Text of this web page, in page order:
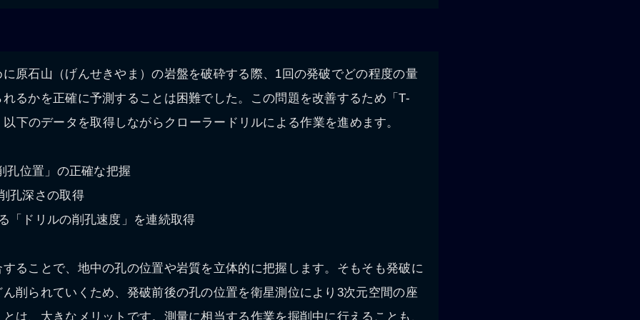
原石山（げんせきやま）の岩盤を破砕する際、1回の発破でどの程度の量
るかを正確に予測することは困難でした。この問題を改善するため「T-
下のデータを取得しながらクローラードリルによる作業を進めます。
孔位置」の正確な把握
孔深さの取得
「ドリルの削孔速度」を連続取得
ることで、地中の孔の位置や岩質を立体的に把握します。そもそも発破に
削られていくため、発破前後の孔の位置を衛星測位により3次元空間の座
は、大きなメリットです。測量に相当する作業を掘削中に行えることも、